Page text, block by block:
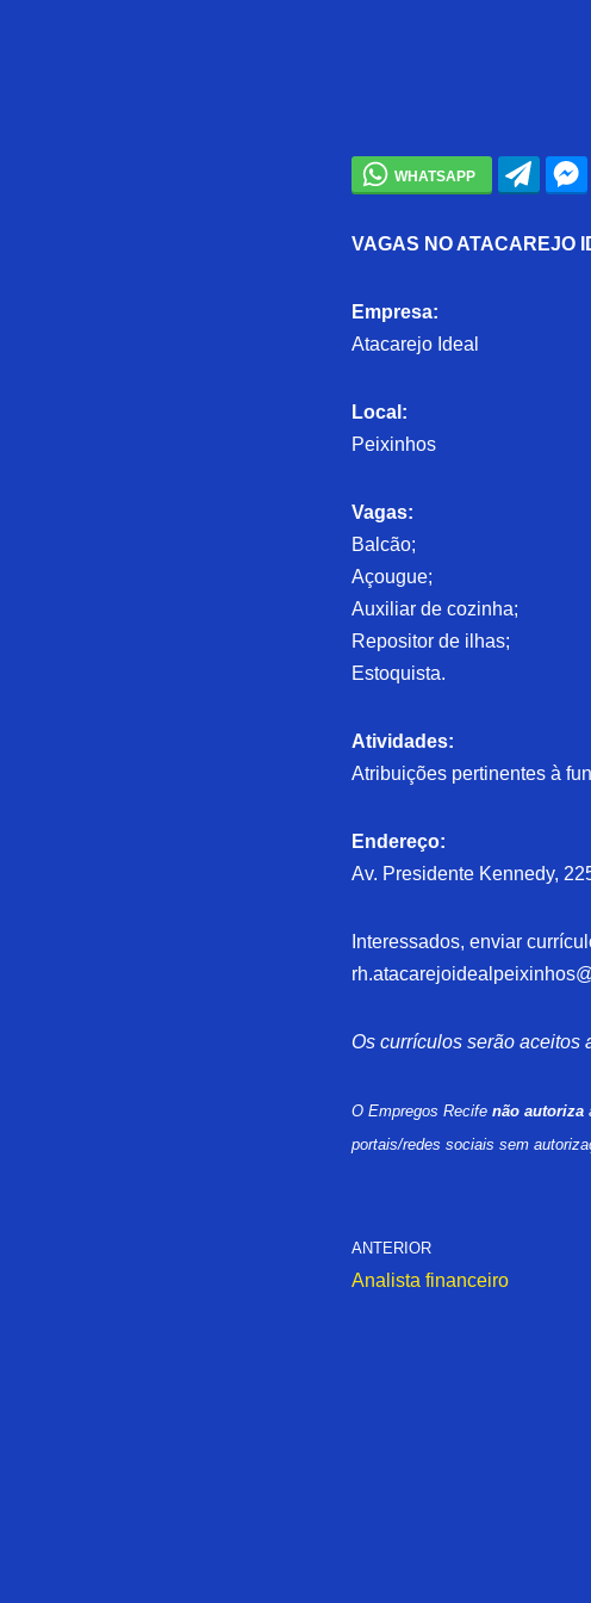
VAGAS NO ATACAREJO
Empresa:
Atacarejo Ideal
Local:
Peixinhos
Vagas:
Balcão;
Açougue;
Auxiliar de cozinha;
Repositor de ilhas;
Estoquista.
Atividades:
Atribuições pertinentes à
Endereço:
Av. Presidente Kennedy,
Interessados, enviar
Os currículos serão aceitos
O Empregos Recifenão autoriza
portais/redes sociais sem
ANTERIOR
Analista financeiro